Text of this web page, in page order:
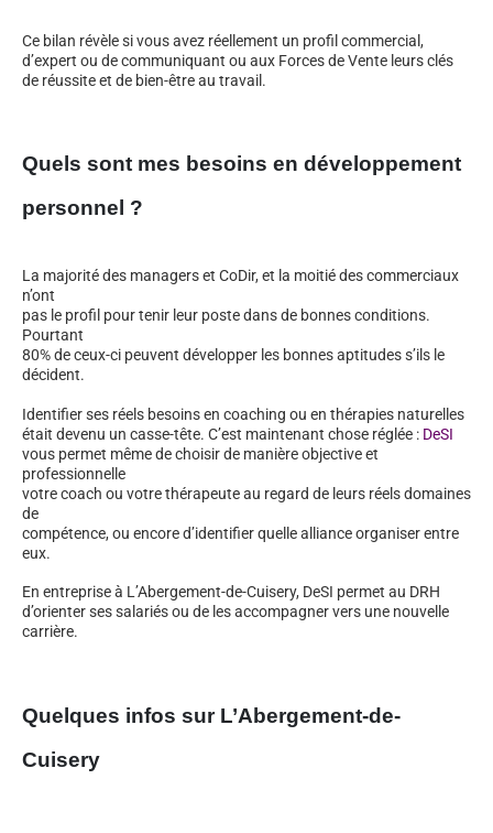
Ce bilan révèle si vous avez réellement un profil commercial,
d’expert ou de communiquant ou aux Forces de Vente leurs clés
de réussite et de bien-être au travail.
Quels sont mes besoins en développement
personnel ?
La majorité des managers et CoDir, et la moitié des commerciaux
n’ont
pas le profil pour tenir leur poste dans de bonnes conditions.
Pourtant
80% de ceux-ci peuvent développer les bonnes aptitudes s’ils le
décident.
Identifier ses réels besoins en coaching ou en thérapies naturelles
était devenu un casse-tête. C’est maintenant chose réglée : DeSI
vous permet même de choisir de manière objective et
professionnelle
votre coach ou votre thérapeute au regard de leurs réels domaines
de
compétence, ou encore d’identifier quelle alliance organiser entre
eux.
En entreprise à L’Abergement-de-Cuisery, DeSI permet au DRH
d’orienter ses salariés ou de les accompagner vers une nouvelle
carrière.
Quelques infos sur L’Abergement-de-
Cuisery